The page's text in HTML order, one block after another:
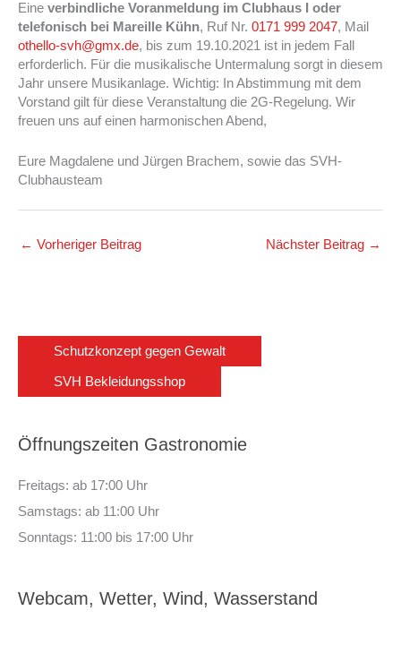
Eine verbindliche Voranmeldung im Clubhaus I oder
telefonisch bei Mareille Kühn, Ruf Nr. 0171 999 2047, Mail
othello-svh@gmx.de, bis zum 19.10.2021 ist in jedem Fall
erforderlich. Für die musikalische Untermalung sorgt in diesem
Jahr unsere Musikanlage. Wichtig: In Abstimmung mit dem
Vorstand gilt für diese Veranstaltung die 2G-Regelung. Wir
freuen uns auf einen harmonischen Abend,
Eure Magdalene und Jürgen Brachem, sowie das SVH-
Clubhausteam
← Vorheriger Beitrag Nächster Beitrag →
Schutzkonzept gegen Gewalt
SVH Bekleidungsshop
Öffnungszeiten Gastronomie
Freitags: ab 17:00 Uhr
Samstags: ab 11:00 Uhr
Sonntags: 11:00 bis 17:00 Uhr
Webcam, Wetter, Wind, Wasserstand